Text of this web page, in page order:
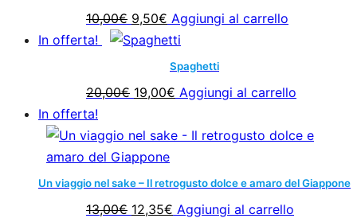
10,00€ Il
prezzo
originale
10,00€.
9,50€ Il
prezzo
attuale
9,50€.
Aggiungi al carrello
In offerta!
Spaghetti
20,00€ Il
originale
era:
20,00€.
19,00€ Il
attuale
19,00€.
Aggiungi al carrello
In offerta!
Un viaggio nel sake – Il retrogusto dolce e amaro del Giappone
13,00€ Il
12,35€ IlAggiungi al carrello